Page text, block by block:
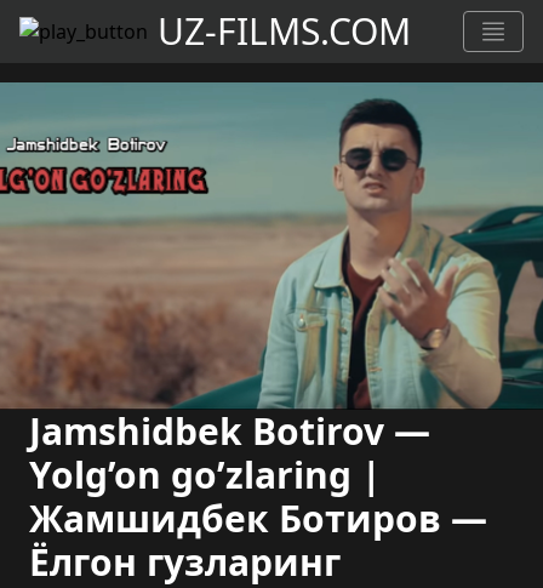
UZ-FILMS.COM
Jamshidbek Botirov —
Yolg’on go’zlaring |
Жамшидбек Ботиров —
Ёлгон гузларинг